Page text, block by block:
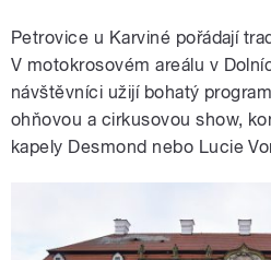
Petrovice u Karviné pořádají
V motokrosovém areálu v
návštěvníci užijí bohatý
ohňovou a cirkusovou show,
kapely Desmond nebo Lucie